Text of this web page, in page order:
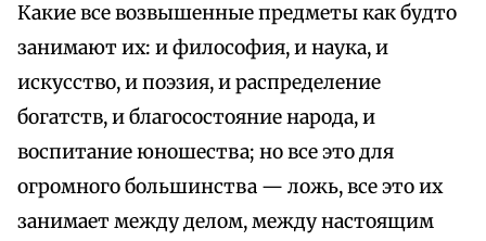
Какие все возвышенные предметы как будто
занимают их: и философия, и наука, и
искусство, и поэзия, и распределение
богатств, и благосостояние народа, и
воспитание юношества; но все это для
огромного большинства — ложь, все это их
занимает между делом, между настоящим